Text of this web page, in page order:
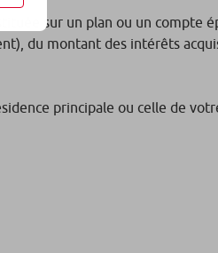
sur un plan ou un compte
du montant des intérêts
principale ou celle de